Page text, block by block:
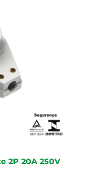
2P 20A 250V